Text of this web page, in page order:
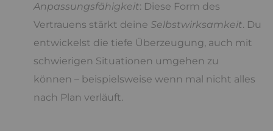
Anpassungsfähigkeit: Diese Form des
Vertrauens stärkt deine Selbstwirksamkeit. Du
entwickelst die tiefe Überzeugung, auch mit
schwierigen Situationen umgehen zu
können – beispielsweise wenn mal nicht alles
nach Plan verläuft.